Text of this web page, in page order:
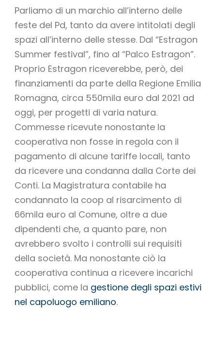
Parliamo di un marchio all’interno delle
feste del Pd, tanto da avere intitolati degli
spazi all’interno delle stesse. Dal “Estragon
Summer festival”, fino al “Palco Estragon”.
Proprio Estragon riceverebbe, però, dei
finanziamenti da parte della Regione Emilia
Romagna, circa 550mila euro dal 2021 ad
oggi, per progetti di varia natura.
Commesse ricevute nonostante la
cooperativa non fosse in regola con il
pagamento di alcune tariffe locali, tanto
da ricevere una condanna dalla Corte dei
Conti. La Magistratura contabile ha
condannato la coop al risarcimento di
66mila euro al Comune, oltre a due
dipendenti che, a quanto pare, non
avrebbero svolto i controlli sui requisiti
della società. Ma nonostante ciò la
cooperativa continua a ricevere incarichi
pubblici, come la gestione degli spazi estivi
nel capoluogo emiliano.